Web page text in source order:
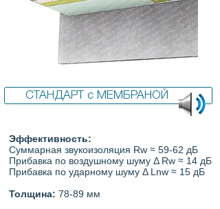
СТАНДАРТ с МЕМБРАНОЙ
Эффективность:
Суммарная звукоизоляция Rw ≈ 59-62 дБ
Прибавка по воздушному шуму Δ Rw ≈ 14 дБ
Прибавка по ударному шуму Δ Lnw ≈ 15 дБ
Толщина: 78-89 мм